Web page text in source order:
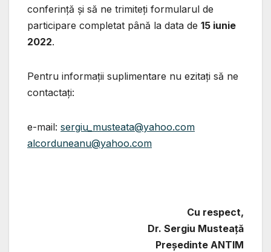
conferință şi să ne trimiteţi formularul de
participare completat până la data de 15 iunie
2022.
Pentru informaţii suplimentare nu ezitaţi să ne
contactaţi:
e-mail: sergiu_musteata@yahoo.com
alcorduneanu@yahoo.com
Cu respect,
Dr. Sergiu Musteaţă
Preşedinte ANTIM